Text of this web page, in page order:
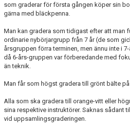
som graderar för första gången köper sin
gärna med bläckpenna.
Man kan gradera som tidigast efter att man
ordinarie nybörjargrupp från 7 år (de som
årsgruppen förra terminen, men ännu inte i
då 6-års-gruppen var förberedande med
än teknik.
Man får som högst gradera till grönt bälte
Alla som ska gradera till orange-vitt eller
sina respektive instruktörer. Saknas sådant
vid uppsamlingsgraderingen.